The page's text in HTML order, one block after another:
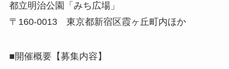
都立明治公園「みち広場」
〒160-0013 東京都新宿区霞ヶ丘町内ほか
■開催概要【募集内容】